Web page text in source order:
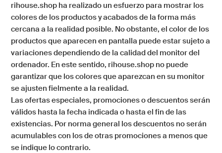
rihouse.shop ha realizado un esfuerzo para mostrar los
colores de los productos y acabados de la forma más
cercana a la realidad posible. No obstante, el color de los
productos que aparecen en pantalla puede estar sujeto a
variaciones dependiendo de la calidad del monitor del
ordenador. En este sentido, rihouse.shop no puede
garantizar que los colores que aparezcan en su monitor
se ajusten fielmente a la realidad.
Las ofertas especiales, promociones o descuentos serán
válidos hasta la fecha indicada o hasta el fin de las
existencias. Por norma general los descuentos no serán
acumulables con los de otras promociones a menos que
se indique lo contrario.